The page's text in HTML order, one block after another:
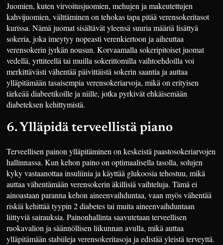
Juomien, kuten virvoitusjuomien, mehujen ja makeutettujen
kahvijuomien, välttäminen on tehokas tapa pitää verensokeritasot
kurissa. Nämä juomat sisältävät yleensä suuria määriä lisättyä
sokeria, joka imeytyy nopeasti verenkiertoon ja aiheuttaa
verensokerin jyrkän nousun. Korvaamalla sokeripitoiset juomat
vedellä, yrttiteellä tai muilla sokerittomilla vaihtoehdoilla voi
merkittävästi vähentää päivittäistä sokerin saantia ja auttaa
ylläpitämään tasaisempia verensokeriarvoja, mikä on erityisen
tärkeää diabeetikoille ja niille, jotka pyrkivät ehkäisemään
diabeteksen kehittymistä.
6. Ylläpidä terveellistä piano
Terveellisen painon ylläpitäminen on keskeistä paastosokeriarvojen
hallinnassa. Kun kehon paino on optimaalisella tasolla, solujen
kyky vastaanottaa insuliinia ja käyttää glukoosia tehostuu, mikä
auttaa vähentämään verensokerin äkillisiä vaihteluja. Tämä ei
ainoastaan paranna kehon aineenvaihduntaa, vaan myös vähentää
riskiä kehittää tyypin 2 diabetes tai muita aineenvaihduntaan
liittyviä sairauksia. Painonhallinta saavutetaan terveellisen
ruokavalion ja säännöllisen liikunnan avulla, mikä auttaa
ylläpitämään stabiileja verensokeritasoja ja edistää yleistä terveyttä.